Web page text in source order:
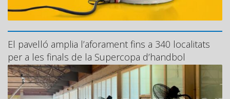
El pavelló amplia l’aforament fins a 340 localitats
per a les finals de la Supercopa d’handbol